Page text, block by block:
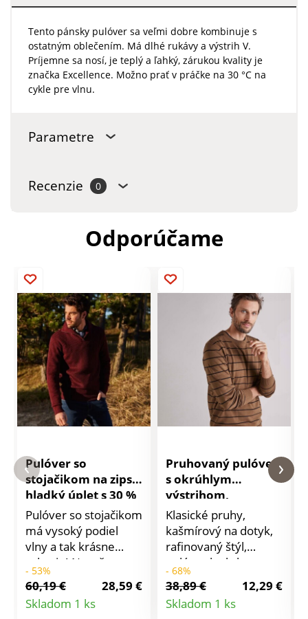
Tento pánsky pulóver sa veľmi dobre kombinuje s
ostatným oblečením. Má dlhé rukávy a výstrih V.
Príjemne sa nosí, je teplý a ľahký, zárukou kvality je
značka Excellence. Možno prať v práčke na 30 °C na
cykle pre vlnu.
Parametre
Recenzie 0
Odporúčame
Pulóver so
stojačikom na zips,
hladký úplet s 30 %
vlny
Pulóver so stojačikom
má vysoký podiel
vlny a tak krásne
zahreje! Navyše z
akrylu s ľahkou na
údržbou a zo štýlovej
anglickej pleteniny.
- 53%
60,19 €
28,59 €
Skladom 1 ks
Detail
Pruhovaný pulóver
s okrúhlym
výstrihom,
kašmírový na dotyk
Klasické pruhy,
kašmírový na dotyk,
rafinovaný štýl,
pulóver ku krku
prináša ideálnu
kombináciu štýlu a
pohodlia. Okrúhly
- 68%
38,89 €
12,29 €
Skladom 1 ks
Detail